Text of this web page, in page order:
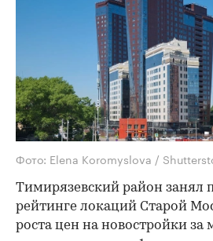
Фото: Elena Koromyslova /
Тимирязевский район занял
рейтинге локаций Старой
роста цен на новостройки за